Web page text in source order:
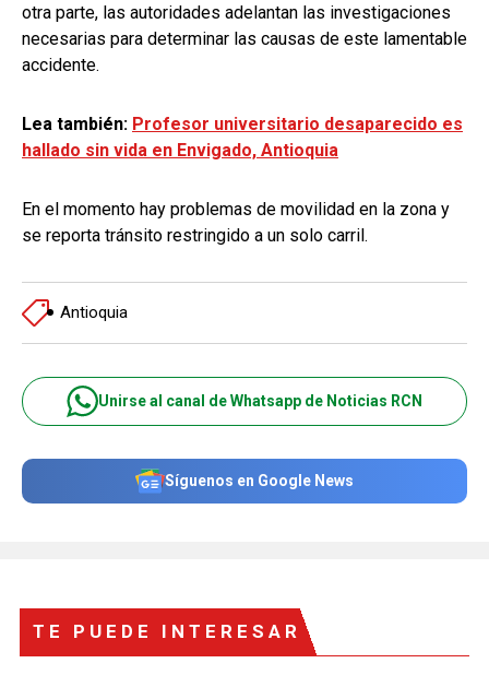
otra parte, las autoridades adelantan las investigaciones
necesarias para determinar las causas de este lamentable
accidente.
Lea también: Profesor universitario desaparecido es
hallado sin vida en Envigado, Antioquia
En el momento hay problemas de movilidad en la zona y
se reporta tránsito restringido a un solo carril.
Antioquia
Unirse al canal de Whatsapp de Noticias RCN
Síguenos en Google News
TE PUEDE INTERESAR